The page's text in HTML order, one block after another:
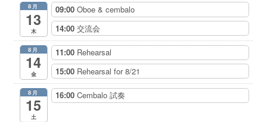
8月
13
木
09:00 Oboe & cembalo
14:00 交流会
8月
14
金
11:00 Rehearsal
15:00 Rehearsal for 8/21
8月
15
土
16:00 Cembalo 試奏